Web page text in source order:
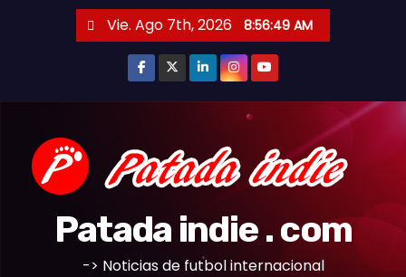
Vie. Ago 7th, 2026 8:56:50 AM
Patada indie . com
-> Noticias de futbol internacional